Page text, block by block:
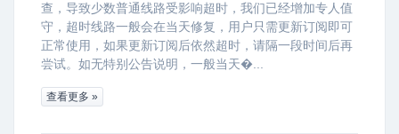
查，导致少数普通线路受影响超时，我们已经增加专人值
守，超时线路一般会在当天修复，用户只需更新订阅即可
正常使用，如果更新订阅后依然超时，请隔一段时间后再
尝试。如无特别公告说明，一般当天�...
查看更多 »